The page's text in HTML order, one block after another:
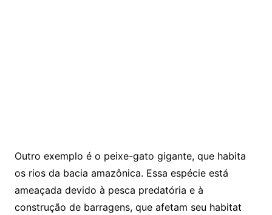
Outro exemplo é o peixe-gato gigante, que habita
os rios da bacia amazônica. Essa espécie está
ameaçada devido à pesca predatória e à
construção de barragens, que afetam seu habitat